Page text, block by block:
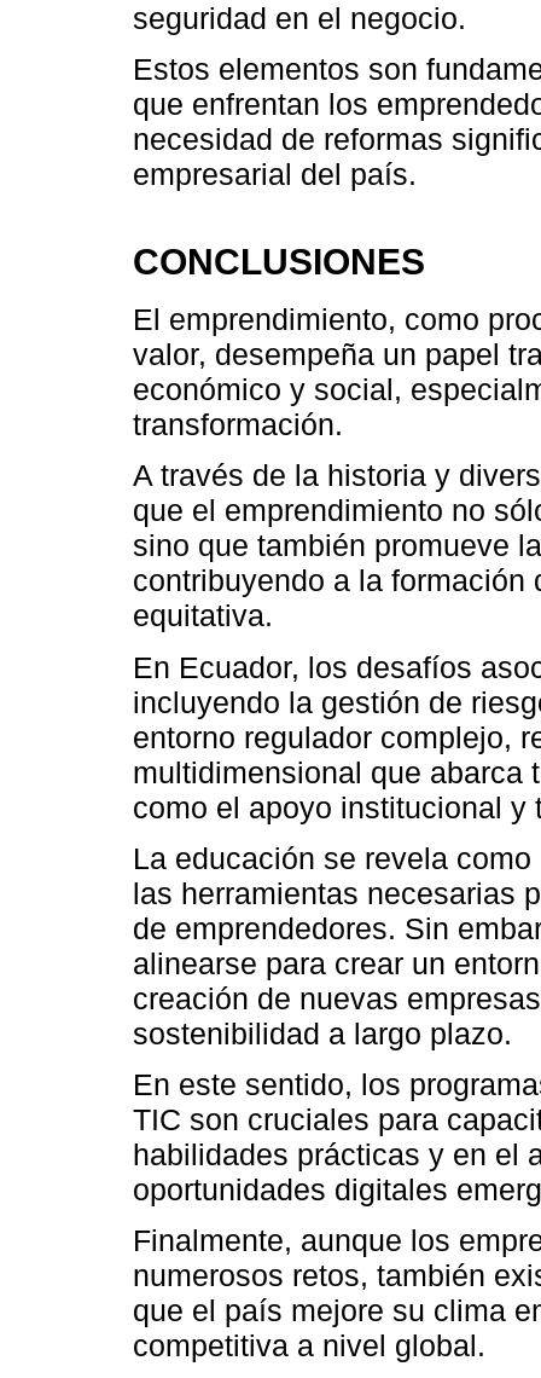
seguridad en el negocio.
Estos elementos son
que enfrentan los
necesidad de reformas
empresarial del país.
CONCLUSIONES
El emprendimiento, como
valor, desempeña un papel
económico y social,
transformación.
A través de la historia y
que el emprendimiento no
sino que también promueve
contribuyendo a la
equitativa.
En Ecuador, los desafíos
incluyendo la gestión de
entorno regulador complejo,
multidimensional que abarca
como el apoyo institucional y
La educación se revela
las herramientas necesarias
de emprendedores. Sin
alinearse para crear un
creación de nuevas
sostenibilidad a largo plazo.
En este sentido, los
TIC son cruciales para
habilidades prácticas y en el
oportunidades digitales
Finalmente, aunque los
numerosos retos, también
que el país mejore su clima
competitiva a nivel global.